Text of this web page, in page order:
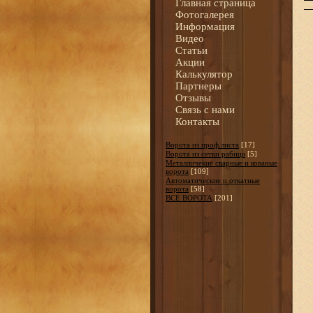
Главная страница
Фотогалерея
Информация
Видео
Статьи
Акции
Калькулятор
Партнеры
Отзывы
Связь с нами
Контакты
Ворота из проф.листа [17]
Ворота из сетки рабица [5]
Металличекие сварные и кованые
ворота [109]
Автоматические и откатные
ворота [58]
ВСЕ ВОРОТА [201]